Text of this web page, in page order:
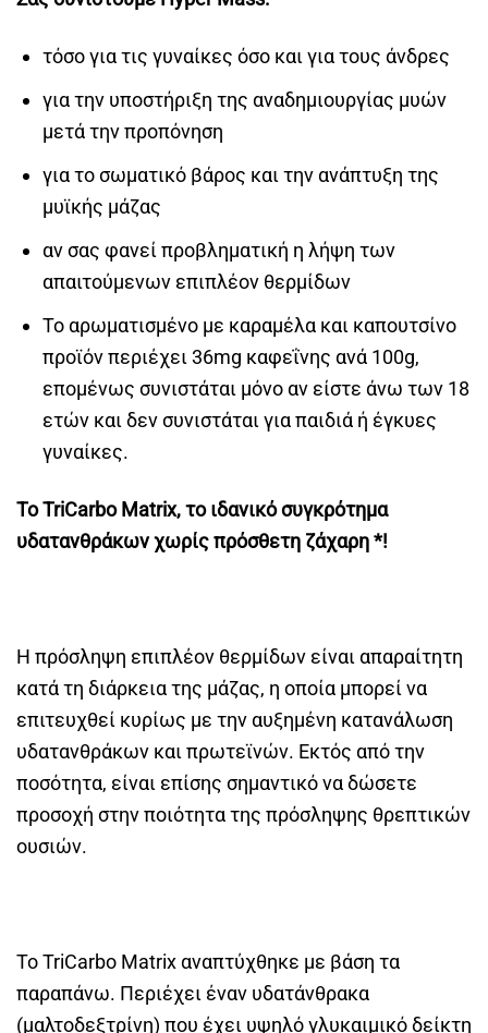
τόσο για τις γυναίκες όσο και για τους άνδρες
για την υποστήριξη της αναδημιουργίας μυών
μετά την προπόνηση
για το σωματικό βάρος και την ανάπτυξη της
μυϊκής μάζας
αν σας φανεί προβληματική η λήψη των
απαιτούμενων επιπλέον θερμίδων
Το αρωματισμένο με καραμέλα και καπουτσίνο
προϊόν περιέχει 36mg καφεΐνης ανά 100g,
επομένως συνιστάται μόνο αν είστε άνω των 18
ετών και δεν συνιστάται για παιδιά ή έγκυες
γυναίκες.
Το TriCarbo Matrix, το ιδανικό συγκρότημα
υδατανθράκων χωρίς πρόσθετη ζάχαρη *!
Η πρόσληψη επιπλέον θερμίδων είναι απαραίτητη
κατά τη διάρκεια της μάζας, η οποία μπορεί να
επιτευχθεί κυρίως με την αυξημένη κατανάλωση
υδατανθράκων και πρωτεϊνών. Εκτός από την
ποσότητα, είναι επίσης σημαντικό να δώσετε
προσοχή στην ποιότητα της πρόσληψης θρεπτικών
ουσιών.
Το TriCarbo Matrix αναπτύχθηκε με βάση τα
παραπάνω. Περιέχει έναν υδατάνθρακα
(μαλτοδεξτρίνη) που έχει υψηλό γλυκαιμικό δείκτη